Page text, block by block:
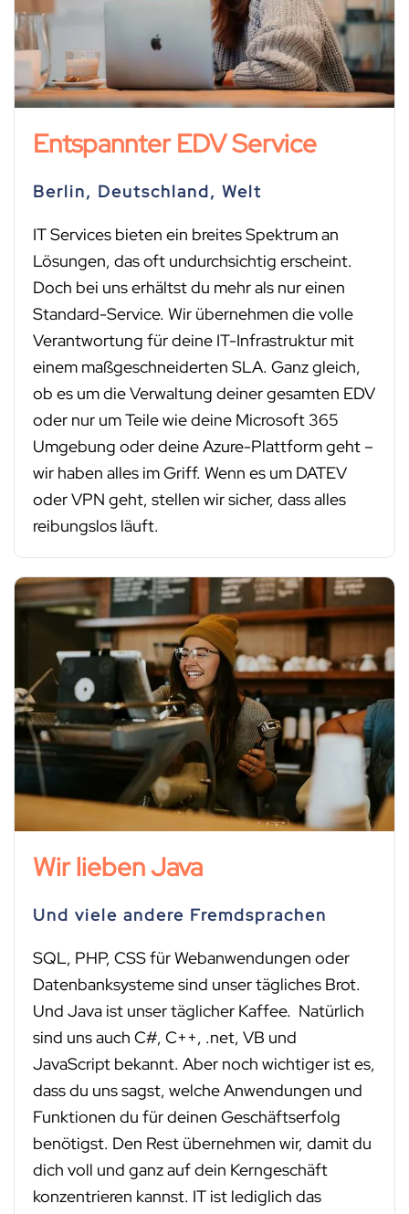
Entspannter EDV Service
Berlin, Deutschland, Welt
IT Services bieten ein breites Spektrum an
Lösungen, das oft undurchsichtig erscheint.
Doch bei uns erhältst du mehr als nur einen
Standard-Service. Wir übernehmen die volle
Verantwortung für deine IT-Infrastruktur mit
einem maßgeschneiderten SLA. Ganz gleich,
ob es um die Verwaltung deiner gesamten EDV
oder nur um Teile wie deine Microsoft 365
Umgebung oder deine Azure-Plattform geht –
wir haben alles im Griff. Wenn es um DATEV
oder VPN geht, stellen wir sicher, dass alles
reibungslos läuft.
Wir lieben Java
Und viele andere Fremdsprachen
SQL, PHP, CSS für Webanwendungen oder
Datenbanksysteme sind unser tägliches Brot.
Und Java ist unser täglicher Kaffee. Natürlich
sind uns auch C#, C++, .net, VB und
JavaScript bekannt. Aber noch wichtiger ist es,
dass du uns sagst, welche Anwendungen und
Funktionen du für deinen Geschäftserfolg
benötigst. Den Rest übernehmen wir, damit du
dich voll und ganz auf dein Kerngeschäft
konzentrieren kannst. IT ist lediglich das